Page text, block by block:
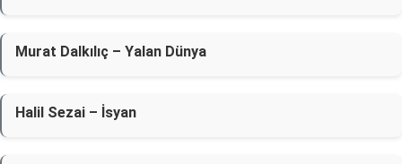
Murat Dalkılıç – Yalan Dünya
Halil Sezai – İsyan